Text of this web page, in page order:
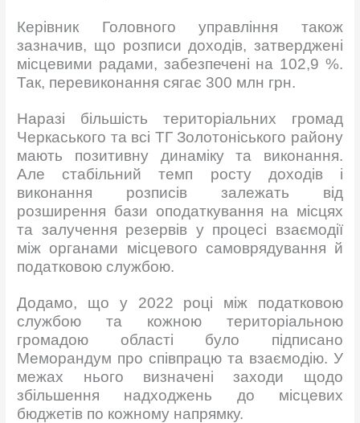
Керівник Головного управління також
зазначив, що розписи доходів, затверджені
місцевими радами, забезпечені на 102,9 %.
Так, перевиконання сягає 300 млн грн.
Наразі більшість територіальних громад
Черкаського та всі ТГ Золотоніського району
мають позитивну динаміку та виконання.
Але стабільний темп росту доходів і
виконання розписів залежать від
розширення бази оподаткування на місцях
та залучення резервів у процесі взаємодії
між органами місцевого самоврядування й
податковою службою.
Додамо, що у 2022 році між податковою
службою та кожною територіальною
громадою області було підписано
Меморандум про співпрацю та взаємодію. У
межах нього визначені заходи щодо
збільшення надходжень до місцевих
бюджетів по кожному напрямку.